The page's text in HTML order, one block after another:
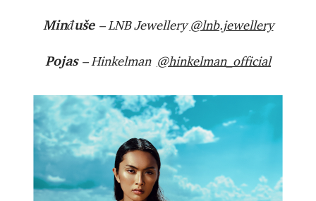
Minđuše – LNB Jewellery@lnb.jewellery
Pojas – Hinkelman @hinkelman_official